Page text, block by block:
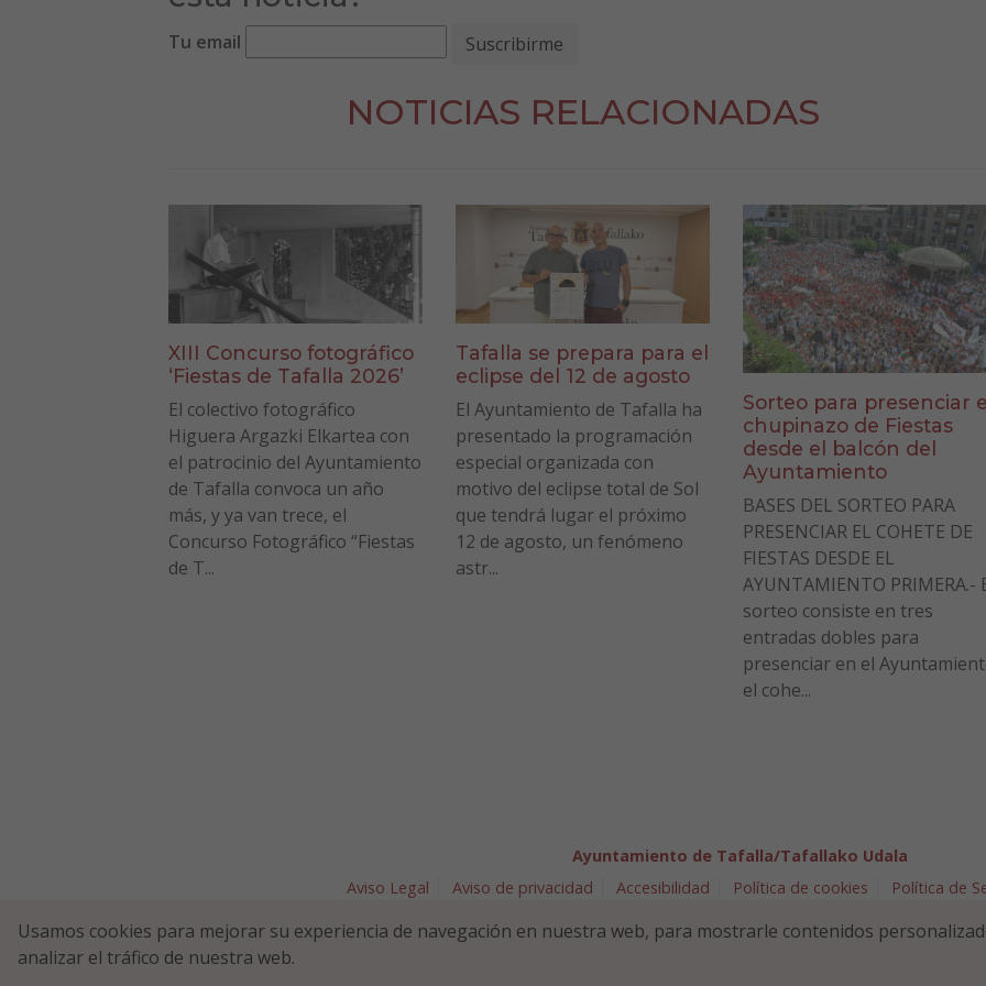
Tu email
NOTICIAS RELACIONADAS
XIII Concurso fotográfico
‘Fiestas de Tafalla 2026’
El colectivo fotográfico
Higuera Argazki Elkartea con
el patrocinio del Ayuntamiento
de Tafalla convoca un año
más, y ya van trece, el
Concurso Fotográfico “Fiestas
de T...
Tafalla se prepara para el
eclipse del 12 de agosto
El Ayuntamiento de Tafalla ha
presentado la programación
especial organizada con
motivo del eclipse total de Sol
que tendrá lugar el próximo
12 de agosto, un fenómeno
astr...
Sorteo para presenciar
chupinazo de Fiestas
desde el balcón del
Ayuntamiento
BASES DEL SORTEO PARA
PRESENCIAR EL COHETE DE
FIESTAS DESDE EL
AYUNTAMIENTO PRIMERA.-
sorteo consiste en tres
entradas dobles para
presenciar en el
el cohe...
Ayuntamiento de Tafalla/Tafallako Udala
Aviso Legal
Aviso de privacidad Accesibilidad Política de cookies
Política de
Plaza Navarra 5 - 31300 Tafalla (NAVARRA)
948 70 18 11
Usamos cookies para mejorar su experiencia de navegación en nuestra web, para mostrarle contenidos
analizar el tráfico de nuestra web.